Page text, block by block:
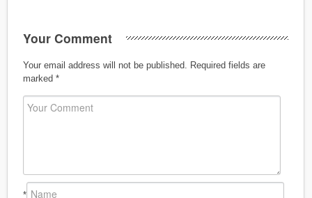
Your Comment
Your email address will not be published.
Required fields are
marked *
*